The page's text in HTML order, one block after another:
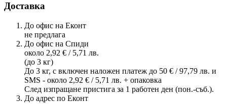
Доставка
До офис на Еконт
не предлага
До офис на Спиди
около 2,92 € / 5,71 лв.
(до 3 кг)
До 3 кг, с включен наложен платеж до 50 € / 97,79 лв. и
SMS - около 2,92 € / 5,71 лв. + опаковка
След изпращане пристига за 1 работен ден (пон.-съб.).
До адрес по Еконт